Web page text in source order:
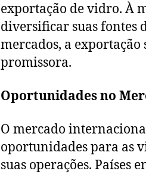
exportação de vidro. À
diversificar suas fontes
mercados, a exportação
promissora.
Oportunidades no
O mercado
oportunidades para as
suas operações. Países